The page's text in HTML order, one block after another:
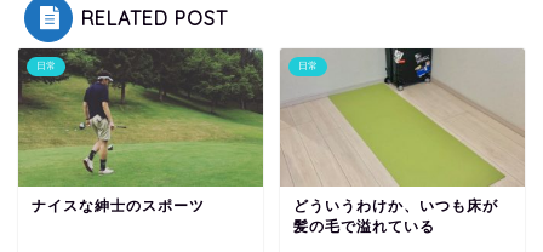
RELATED POST
日常
ナイスな紳士のスポーツ
日常
どういうわけか、いつも床が
髪の毛で溢れている